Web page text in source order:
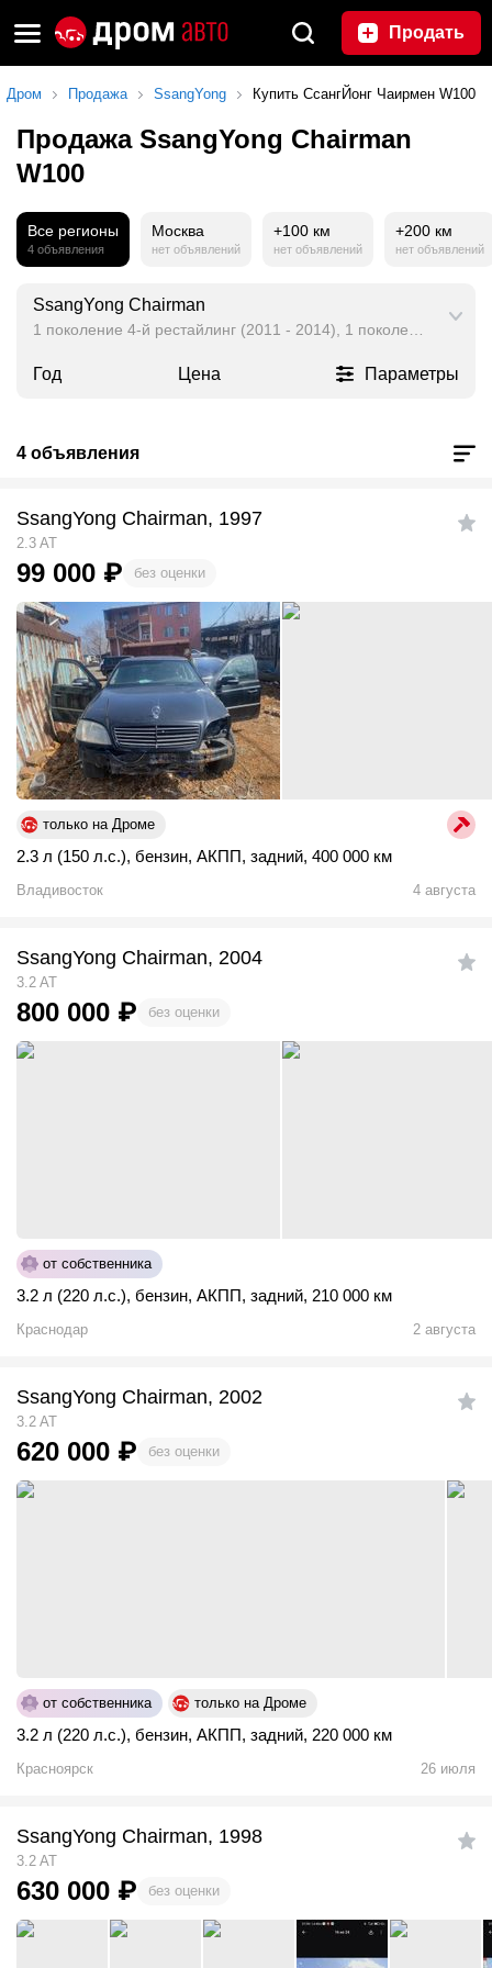
Продать
Дром Продажа SsangYong Купить СсангЙонг Чаирмен W100
Продажа SsangYong Chairman
W100
Все регионы
4 объявления
Москва
нет объявлений
+100 км
нет объявлений
+200 км
нет объявлений
SsangYong Chairman
1 поколение 4-й рестайлинг (2011 - 2014), 1 поколение 3-й
Год Цена Параметры
4 объявления
SsangYong Chairman, 1997
2.3 AT
99 000 ₽ без оценки
только на Дроме
2.3 л (150 л.с.), бензин, АКПП, задний, 400 000 км
Владивосток 4 августа
SsangYong Chairman, 2004
3.2 AT
800 000 ₽ без оценки
от собственника
3.2 л (220 л.с.), бензин, АКПП, задний, 210 000 км
Краснодар 2 августа
SsangYong Chairman, 2002
3.2 AT
620 000 ₽ без оценки
от собственника только на Дроме
3.2 л (220 л.с.), бензин, АКПП, задний, 220 000 км
Красноярск 26 июля
SsangYong Chairman, 1998
3.2 AT
630 000 ₽ без оценки